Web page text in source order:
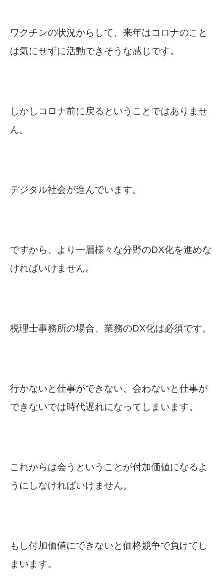
ワクチンの状況からして、来年はコロナのこと
は気にせずに活動できそうな感じです。
しかしコロナ前に戻るということではありませ
ん。
デジタル社会が進んでいます。
ですから、より一層様々な分野のDX化を進めな
ければいけません。
税理士事務所の場合、業務のDX化は必須です。
行かないと仕事ができない、会わないと仕事が
できないでは時代遅れになってしまいます。
これからは会うということが付加価値になるよ
うにしなければいけません。
もし付加価値にできないと価格競争で負けてし
まいます。